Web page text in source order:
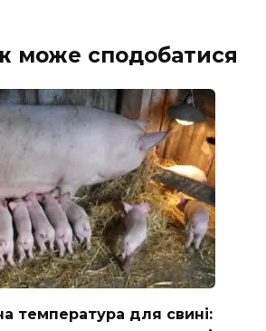
може сподобатися
температура для свині: